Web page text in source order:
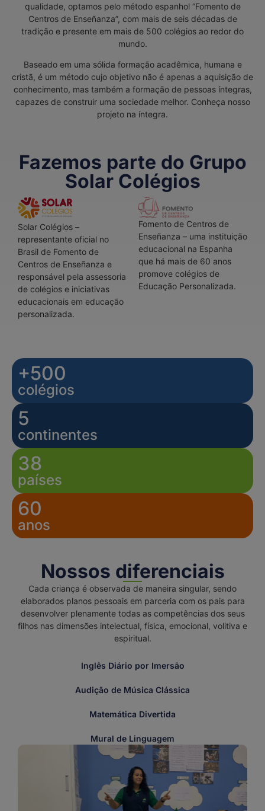
qualidade, optamos pelo método espanhol “Fomento de
Centros de Enseñanza”, com mais de seis décadas de
tradição e presente em mais de 500 colégios ao redor do
mundo.
Baseado em uma sólida formação acadêmica, humana e
cristã, é um método cujo objetivo não é apenas a aquisição de
conhecimento, mas também a formação de pessoas íntegras,
capazes de construir uma sociedade melhor. Conheça nosso
projeto na íntegra.
Fazemos parte do Grupo
Solar Colégios
Solar Colégios –
representante oficial no
Brasil de Fomento de
Centros de Enseñanza e
responsável pela assessoria
de colégios e iniciativas
educacionais em educação
personalizada.
Fomento de Centros de
Enseñanza – uma instituição
educacional na Espanha
que há mais de 60 anos
promove colégios de
Educação Personalizada.
+500
colégios
5
continentes
38
países
60
anos
Nossos diferenciais
Cada criança é observada de maneira singular, sendo
elaborados planos pessoais em parceria com os pais para
desenvolver plenamente todas as competências dos seus
filhos nas dimensões intelectual, física, emocional, volitiva e
espiritual.
Inglês Diário por Imersão
Audição de Música Clássica
Matemática Divertida
Mural de Linguagem